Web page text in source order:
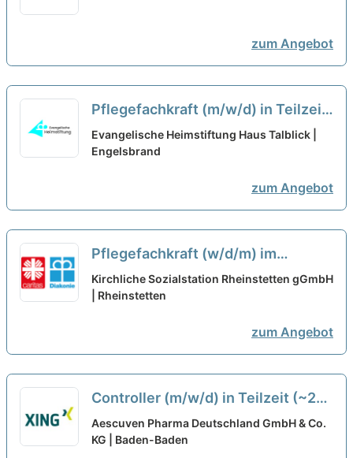
zum Angebot
Pflegefachkraft (m/w/d) in Teilzeit
(max. 32 Std./Woche) - Ein
Arbeitgeber nach Deinen
Evangelische Heimstiftung Haus Talblick |
Engelsbrand
zum Angebot
Pflegefachkraft (w/d/m) im
Frühdienst in Teilzeit - Komm in
unser motiviertes Team!
Kirchliche Sozialstation Rheinstetten gGmbH
| Rheinstetten
zum Angebot
Controller (m/w/d) in Teilzeit (~20
Std./Woche) neu
Aescuven Pharma Deutschland GmbH & Co.
KG | Baden-Baden